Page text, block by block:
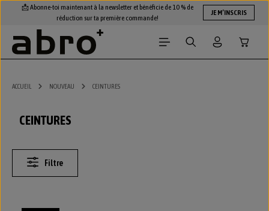
Passer au contenu principal
📩 Abonne-toi maintenant à la newsletter et bénéficie de 10 % de
réduction sur ta première commande!
JE M’INSCRIS
ACCUEIL NOUVEAU CEINTURES
CEINTURES
Filtre